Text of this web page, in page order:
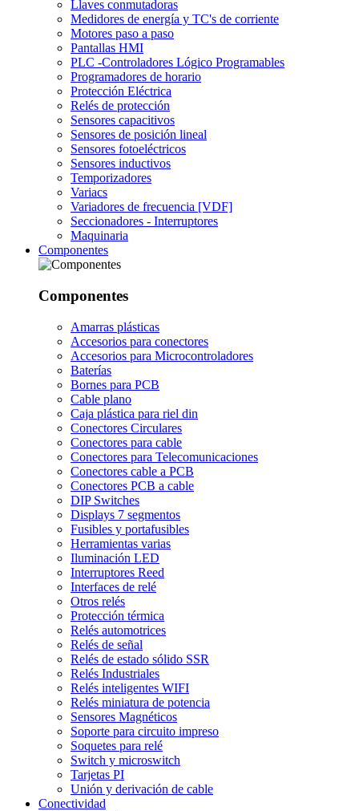
Llaves conmutadoras
Medidores de energía y TC's de corriente
Motores paso a paso
Pantallas HMI
PLC -Controladores Lógico Programables
Programadores de horario
Protección Eléctrica
Relés de protección
Sensores capacitivos
Sensores de posición lineal
Sensores fotoeléctricos
Sensores inductivos
Temporizadores
Variacs
Variadores de frecuencia [VDF]
Seccionadores - Interruptores
Maquinaria
Componentes
Componentes
Amarras plásticas
Accesorios para conectores
Accesorios para Microcontroladores
Baterías
Bornes para PCB
Cable plano
Caja plástica para riel din
Conectores Circulares
Conectores para cable
Conectores para Telecomunicaciones
Conectores cable a PCB
Conectores PCB a cable
DIP Switches
Displays 7 segmentos
Fusibles y portafusibles
Herramientas varias
Iluminación LED
Interruptores Reed
Interfaces de relé
Otros relés
Protección térmica
Relés automotrices
Relés de señal
Relés de estado sólido SSR
Relés Industriales
Relés inteligentes WIFI
Relés miniatura de potencia
Sensores Magnéticos
Soporte para circuito impreso
Soquetes para relé
Switch y microswitch
Tarjetas PI
Unión y derivación de cable
Conectividad